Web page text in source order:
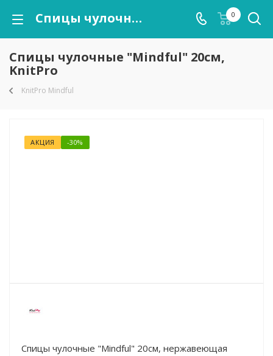
Спицы чулочные "Mindful" 20см, KnitPro 0
Спицы чулочные "Mindful" 20см,
KnitPro
KnitPro Mindful
АКЦИЯ -30%
Спицы чулочные "Mindful" 20см, нержавеющая